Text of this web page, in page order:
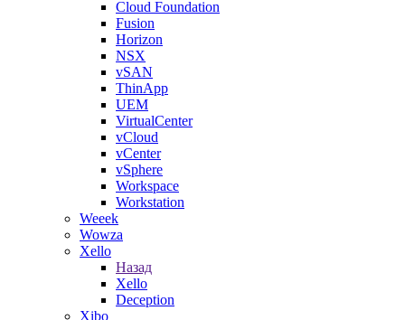
Cloud Foundation
Fusion
Horizon
NSX
vSAN
ThinApp
UEM
VirtualCenter
vCloud
vCenter
vSphere
Workspace
Workstation
Weeek
Wowza
Xello
Назад
Xello
Deception
Xibo